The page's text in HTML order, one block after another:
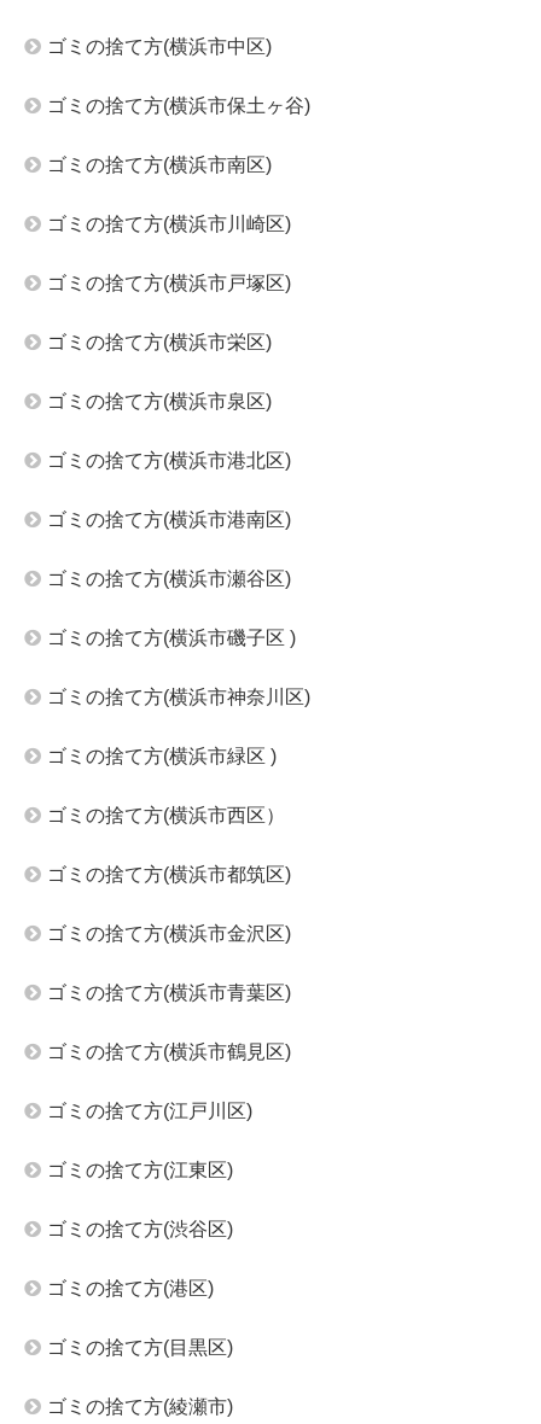
ゴミの捨て方(横浜市中区)
ゴミの捨て方(横浜市保土ヶ谷)
ゴミの捨て方(横浜市南区)
ゴミの捨て方(横浜市川崎区)
ゴミの捨て方(横浜市戸塚区)
ゴミの捨て方(横浜市栄区)
ゴミの捨て方(横浜市泉区)
ゴミの捨て方(横浜市港北区)
ゴミの捨て方(横浜市港南区)
ゴミの捨て方(横浜市瀬谷区)
ゴミの捨て方(横浜市磯子区 )
ゴミの捨て方(横浜市神奈川区)
ゴミの捨て方(横浜市緑区 )
ゴミの捨て方(横浜市西区）
ゴミの捨て方(横浜市都筑区)
ゴミの捨て方(横浜市金沢区)
ゴミの捨て方(横浜市青葉区)
ゴミの捨て方(横浜市鶴見区)
ゴミの捨て方(江戸川区)
ゴミの捨て方(江東区)
ゴミの捨て方(渋谷区)
ゴミの捨て方(港区)
ゴミの捨て方(目黒区)
ゴミの捨て方(綾瀬市)